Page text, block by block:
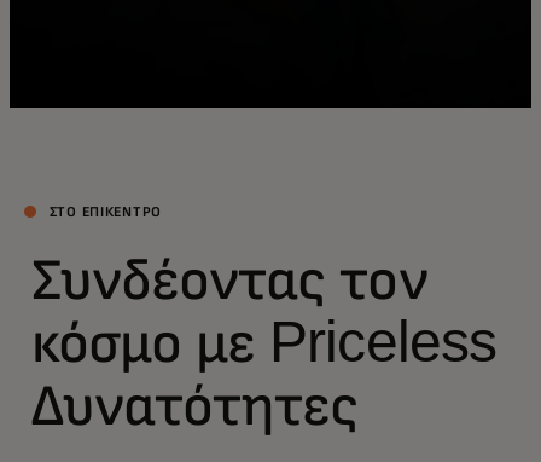
ΣΤΟ ΕΠΙΚΕΝΤΡΟ
Συνδέοντας τον
κόσμο με Priceless
Δυνατότητες